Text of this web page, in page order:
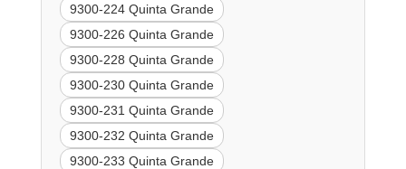
9300-224 Quinta Grande
9300-226 Quinta Grande
9300-228 Quinta Grande
9300-230 Quinta Grande
9300-231 Quinta Grande
9300-232 Quinta Grande
9300-233 Quinta Grande